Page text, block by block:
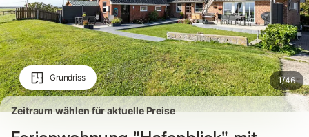
Grundriss 1/46
Zeitraum wählen für aktuelle Preise